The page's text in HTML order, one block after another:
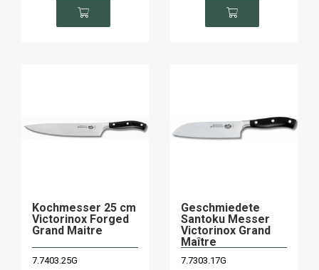
Kochmesser 25 cm
Victorinox Forged
Grand Maitre
7.7403.25G
Geschmiedete
Santoku Messer
Victorinox Grand
Maître
7.7303.17G